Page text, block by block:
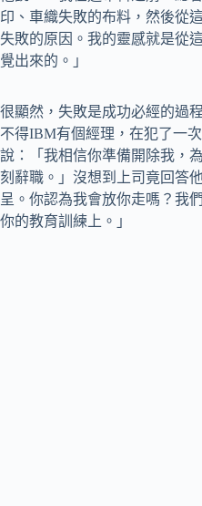
印、車織失敗的布料，然後從
失敗的原因。我的靈感就是從
覺出來的。」
很顯然，失敗是成功必經的過
不得IBM有個經理，在犯了一
說：「我相信你準備開除我，
刻辭職。」沒想到上司竟回答
呈。你認為我會放你走嗎？我
你的教育訓練上。」